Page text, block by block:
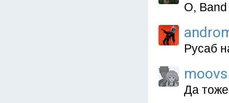
О, Band
Русаб
moovs
Да тоже